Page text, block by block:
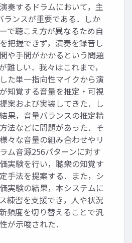
奏するドラムにおいて，主
ランスが重要である．しか
で聴こえ方が異なるため自
把握できず，演奏を録音し
や手間がかかるという問題
難しい．我々はこれまで，
た単一指向性マイクから演
知覚する音量を推定・可視
案および実装してきた．し
果，音量バランスの推定精
法などに問題があった．そ
々な音量の組み合わせやリ
ム音源256パターンに対す
実験を行い，聴衆の知覚す
手法を提案する．また，シ
実験の結果，本システムに
練習を支援でき，人や状況
頻度を切り替えることで汎
が示唆された．